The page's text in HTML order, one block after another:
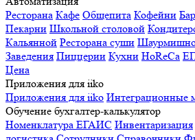
Ресторана Кафе Общепита Кофейни
Пекарни Школьной столовой
Кальянной Ресторана суши
Заведения Пиццерии Кухни HoReCa
Цена
Приложения для iiko
Приложения для iiko Интеграционные
Обучение бухгалтер-калькулятор
Номенклатура ЕГАИС Инвентаризация